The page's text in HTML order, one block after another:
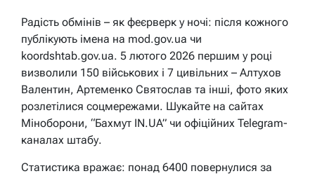
Радість обмінів – як феєрверк у ночі: після кожного
публікують імена на mod.gov.ua чи
koordshtab.gov.ua. 5 лютого 2026 першим у році
визволили 150 військових і 7 цивільних – Алтухов
Валентин, Артеменко Святослав та інші, фото яких
розлетілися соцмережами. Шукайте на сайтах
Міноборони, “Бахмут IN.UA” чи офіційних Telegram-
каналах штабу.
Статистика вражає: понад 6400 повернулися за